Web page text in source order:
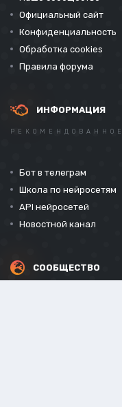
Официальный сайт
Конфиденциальность
Обработка cookies
Правила форума
ИНФОРМАЦИЯ
РЕКОМЕНДОВАННОЕ
Бот в телеграм
Школа по нейросетям
API нейросетей
Новостной канал
СООБЩЕСТВО